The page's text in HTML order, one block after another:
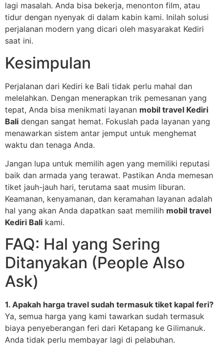
lagi masalah. Anda bisa bekerja, menonton film, atau
tidur dengan nyenyak di dalam kabin kami. Inilah solusi
perjalanan modern yang dicari oleh masyarakat Kediri
saat ini.
Kesimpulan
Perjalanan dari Kediri ke Bali tidak perlu mahal dan
melelahkan. Dengan menerapkan trik pemesanan yang
tepat, Anda bisa menikmati layanan mobil travel Kediri
Bali dengan sangat hemat. Fokuslah pada layanan yang
menawarkan sistem antar jemput untuk menghemat
waktu dan tenaga Anda.
Jangan lupa untuk memilih agen yang memiliki reputasi
baik dan armada yang terawat. Pastikan Anda memesan
tiket jauh-jauh hari, terutama saat musim liburan.
Keamanan, kenyamanan, dan keramahan layanan adalah
hal yang akan Anda dapatkan saat memilih mobil travel
Kediri Bali kami.
FAQ: Hal yang Sering
Ditanyakan (People Also
Ask)
1. Apakah harga travel sudah termasuk tiket kapal feri?
Ya, semua harga yang kami tawarkan sudah termasuk
biaya penyeberangan feri dari Ketapang ke Gilimanuk.
Anda tidak perlu membayar lagi di pelabuhan.